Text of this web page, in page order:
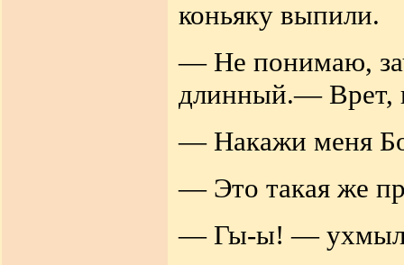
коньяку выпили.
— Не понимаю,
длинный.— Врет,
— Накажи меня
— Это такая же
— Гы-ы! —